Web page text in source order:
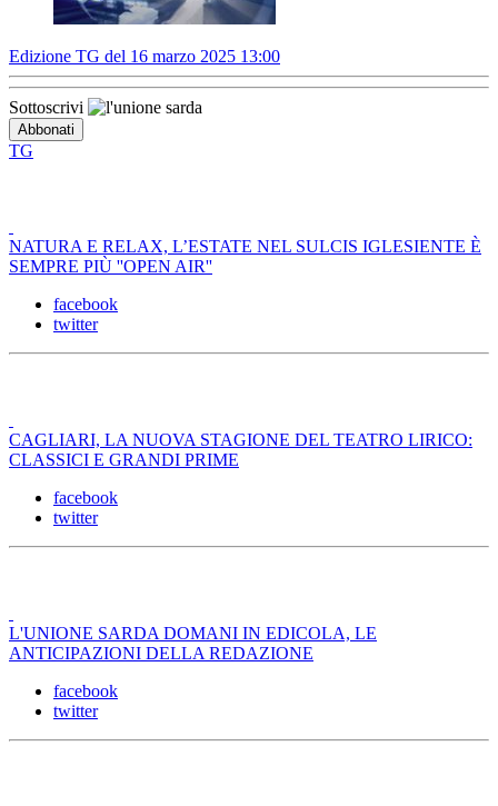
Edizione TG del 16 marzo 2025 13:00
Sottoscrivi
TG
NATURA E RELAX, L’ESTATE NEL SULCIS IGLESIENTE È
SEMPRE PIÙ ''OPEN AIR''
facebook
twitter
CAGLIARI, LA NUOVA STAGIONE DEL TEATRO LIRICO:
CLASSICI E GRANDI PRIME
facebook
twitter
L'UNIONE SARDA DOMANI IN EDICOLA, LE
ANTICIPAZIONI DELLA REDAZIONE
facebook
twitter